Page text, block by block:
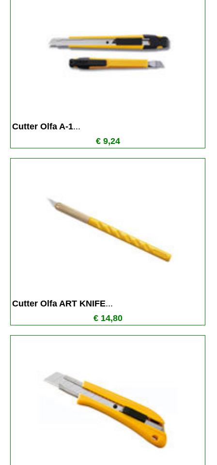
Cutter Olfa A-1...
€ 9,24
Cutter Olfa ART KNIFE...
€ 14,80